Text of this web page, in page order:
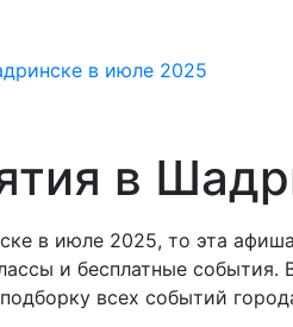
в
в июле 2025, то эта
и бесплатные
всех событий